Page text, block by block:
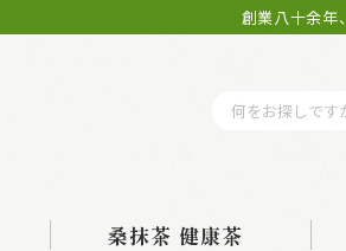
創業八十余年
桑抹茶 健康茶